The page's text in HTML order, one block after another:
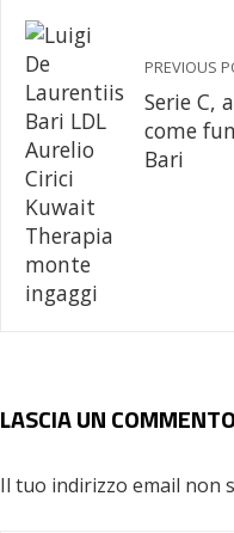
PREVIOUS
Serie C,
come
Bari
LASCIA UN COMMENTO
Il tuo indirizzo email non